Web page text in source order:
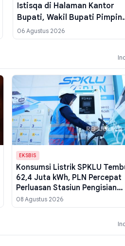
Istisqa di Halaman Kantor
Bupati, Wakil Bupati Pimpin
Doa Bersama untuk Atasi
Kemarau dan Karhutla
06 Agustus 2026
EKSBIS
Konsumsi Listrik SPKLU
62,4 Juta kWh, PLN Percepat
Perluasan Stasiun Pengisian
Kendaraan Listrik
08 Agustus 2026